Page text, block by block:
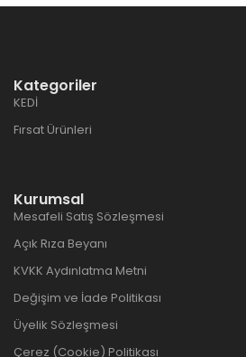
Kategoriler
KEDİ
Fırsat Ürünleri
Kurumsal
Mesafeli Satış Sözleşmesi
Açık Rıza Beyanı
KVKK Aydınlatma Metni
Değişim ve İade Politikası
Üyelik Sözleşmesi
Çerez (Cookie) Politikası